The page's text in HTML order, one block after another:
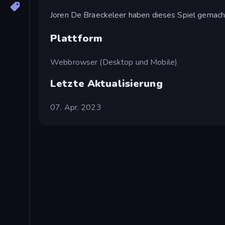
Joren De Braeckeleer haben dieses Spiel
Plattform
Webbrowser (Desktop und Mobile)
Letzte Aktualisierung
07. Apr. 2023